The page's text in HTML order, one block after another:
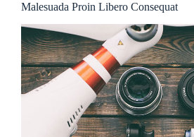
Malesuada Proin Libero Consequat